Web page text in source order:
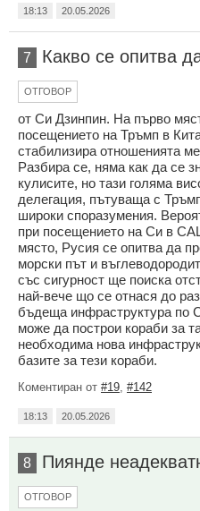
18:13 20.05.2026
7 Какво се опитва
ОТГОВОР
от Си Дзинпин. На първо
посещението на Тръмп в
стабилизира отношенията
Разбира се, няма как да се
кулисите, но тази голяма
делегация, пътуваща с
широки споразумения.
при посещението на Си в
място, Русия се опитва да
морски път и
със сигурност ще поиска
най-вече що се отнася до
бъдеща инфраструктура по
може да построи кораби за
необходима нова
базите за тези кораби.
Коментиран от #19 #142
18:13 20.05.2026
8 Пиянде
ОТГОВОР